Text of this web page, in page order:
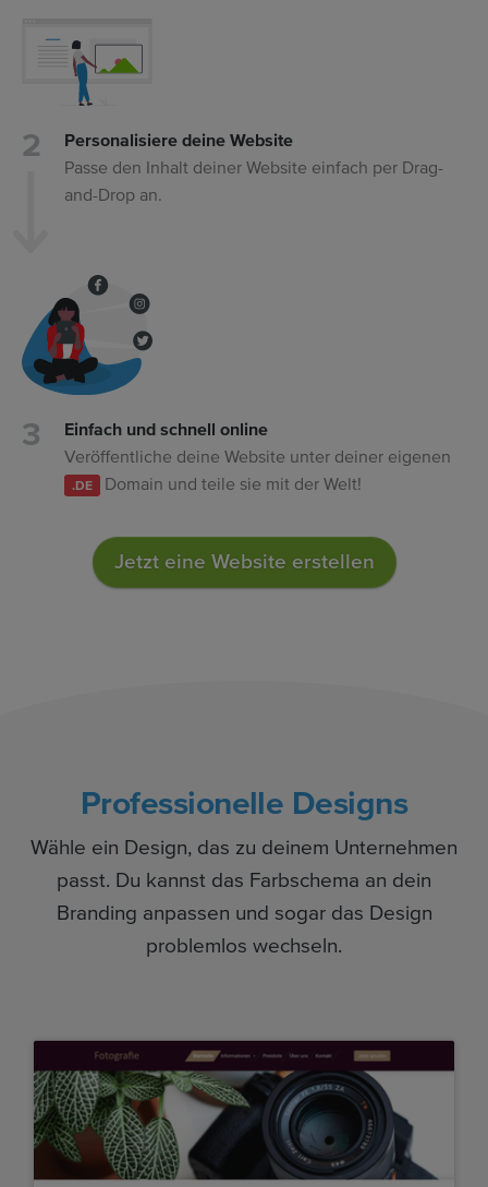
Personalisiere deine Website
Passe den Inhalt deiner Website einfach per Drag-
and-Drop an.
Einfach und schnell online
Veröffentliche deine Website unter deiner eigenen
.DE Domain und teile sie mit der Welt!
Jetzt eine Website erstellen
Professionelle Designs
Wähle ein Design, das zu deinem Unternehmen
passt. Du kannst das Farbschema an dein
Branding anpassen und sogar das Design
problemlos wechseln.